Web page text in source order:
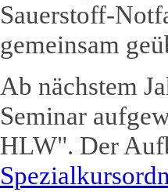
Sauerstoff-
gemeinsam
Ab nächstem
Seminar
HLW". Der